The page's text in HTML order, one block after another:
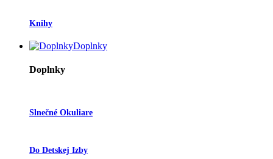
Knihy
Doplnky
Doplnky
Slnečné Okuliare
Do Detskej Izby